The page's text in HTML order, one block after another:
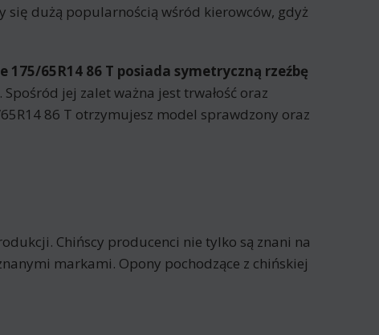
się dużą popularnością wśród kierowców, gdyż
175/65R14 86 T posiada symetryczną rzeźbę
jej zalet ważna jest trwałość oraz
86 T otrzymujesz model sprawdzony oraz
Chińscy producenci nie tylko są znani na
markami. Opony pochodzące z chińskiej